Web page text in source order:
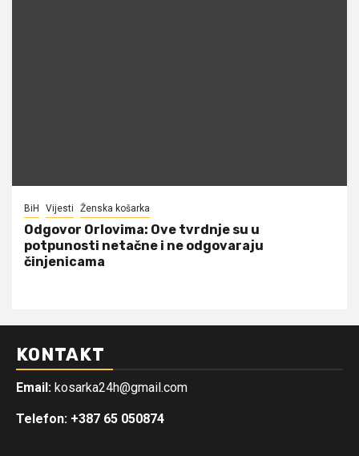
BiH Vijesti Ženska košarka
Odgovor Orlovima: ​Ove tvrdnje su u
potpunosti netačne i ne odgovaraju
činjenicama
KONTAKT
Email: kosarka24h@gmail.com
Telefon: +387 65 050874